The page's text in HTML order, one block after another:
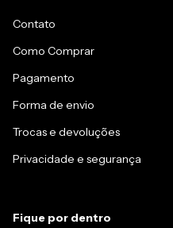
Contato
Como Comprar
Pagamento
Forma de envio
Trocas e devoluções
Privacidade e segurança
Fique por dentro